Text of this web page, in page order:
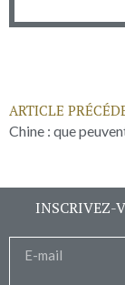
ARTICLE
INSCRIVEZ-